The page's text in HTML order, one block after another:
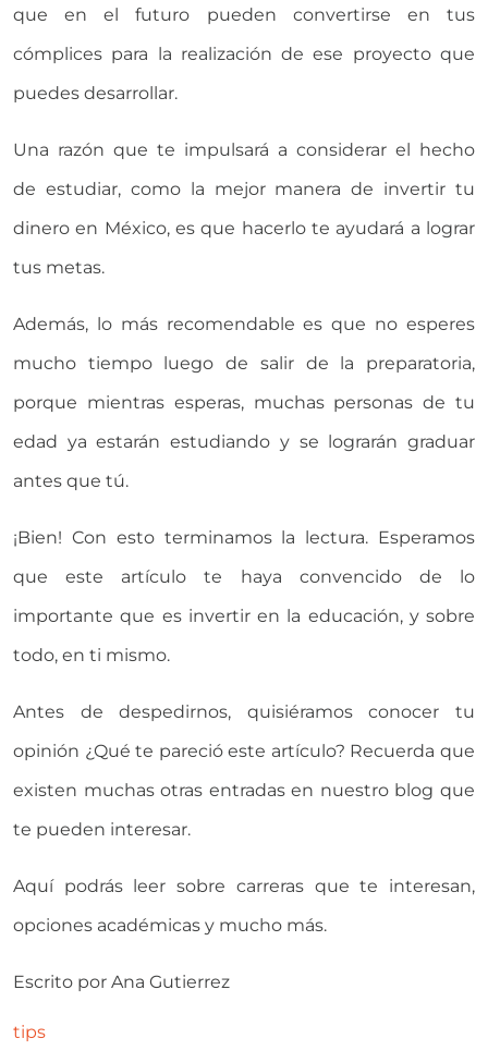
que en el futuro pueden convertirse en tus
cómplices para la realización de ese proyecto que
puedes desarrollar.
Una razón que te impulsará a considerar el hecho
de estudiar, como la mejor manera de invertir tu
dinero en México, es que hacerlo te ayudará a lograr
tus metas.
Además, lo más recomendable es que no esperes
mucho tiempo luego de salir de la preparatoria,
porque mientras esperas, muchas personas de tu
edad ya estarán estudiando y se lograrán graduar
antes que tú.
¡Bien! Con esto terminamos la lectura. Esperamos
que este artículo te haya convencido de lo
importante que es invertir en la educación, y sobre
todo, en ti mismo.
Antes de despedirnos, quisiéramos conocer tu
opinión ¿Qué te pareció este artículo? Recuerda que
existen muchas otras entradas en nuestro blog que
te pueden interesar.
Aquí podrás leer sobre carreras que te interesan,
opciones académicas y mucho más.
Escrito por Ana Gutierrez
tips